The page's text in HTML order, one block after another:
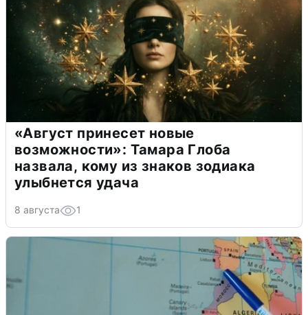
«Август принесет новые
возможности»: Тамара Глоба
назвала, кому из знаков зодиака
улыбнется удача
8 августа 1